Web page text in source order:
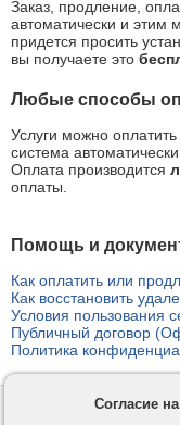
Заказ, продление,
автоматически и этим
придется просить
вы получаете это
Любые способы
Услуги можно
система
Оплата производится
оплаты.
Помощь и
Как оплатить или
Как восстановить
Условия пользования
Публичный договор
Политика
Контакты
Согласие